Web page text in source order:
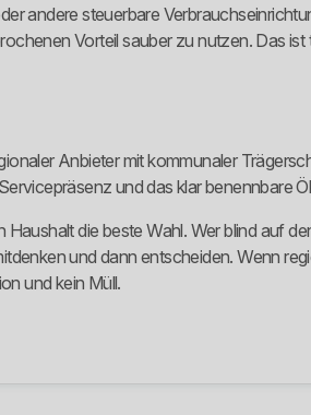
andere steuerbare
Vorteil sauber zu nutzen. Das
Anbieter mit kommunaler
und das klar benennbare
die beste Wahl. Wer blind auf
und dann entscheiden. Wenn
und kein Müll.